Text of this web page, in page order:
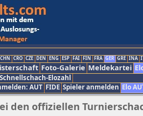
CHN CRO CZE DEN ENG ESP FAI FIN FRA GER GRE INA
Foto-Galerie Meldekartei
Schnellschach-Elozahl
AUT FIDE Spieler anmelden Elo
den offiziellen